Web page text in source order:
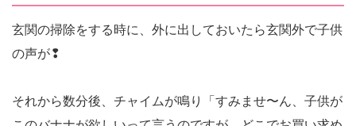
玄関の掃除をする時に、外に出しておいたら玄関外で子供
の声が❢
それから数分後、チャイムが鳴り「すみませ〜ん、子供が